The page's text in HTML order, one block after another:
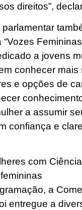
direitos”,
a jovens
conhecer mais
e opções de
a assumir
confiança e
com
a
entregue a